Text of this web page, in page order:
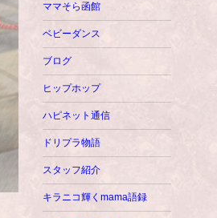
ママそら函館
ベビーダンス
ブログ
ヒップホップ
ハピネット通信
ドリプラ物語
スタッフ紹介
キラニコ輝くmama語録